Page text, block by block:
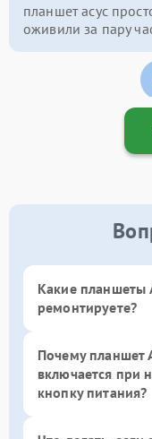
планшет асус
оживили за пару
Какие планшеты
ремонтируете?
Почему планшет
включается при
кнопку питания?